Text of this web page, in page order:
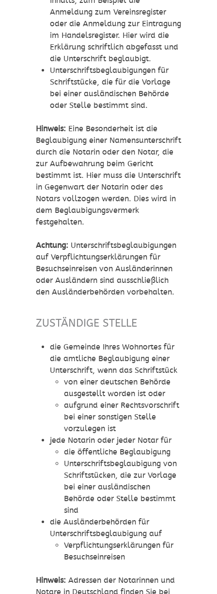
Anmeldung zum Vereinsregister
oder die Anmeldung zur Eintragung
im Handelsregister. Hier wird die
Erklärung schriftlich abgefasst und
die Unterschrift beglaubigt.
Unterschriftsbeglaubigungen für
Schriftstücke, die für die Vorlage
bei einer ausländischen Behörde
oder Stelle bestimmt sind.
Hinweis: Eine Besonderheit ist die
Beglaubigung einer Namensunterschrift
durch die Notarin oder den Notar, die
zur Aufbewahrung beim Gericht
bestimmt ist. Hier muss die Unterschrift
in Gegenwart der Notarin oder des
Notars vollzogen werden. Dies wird in
dem Beglaubigungsvermerk
festgehalten.
Achtung: Unterschriftsbeglaubigungen
auf Verpflichtungserklärungen für
Besuchseinreisen von Ausländerinnen
oder Ausländern sind ausschließlich
den Ausländerbehörden vorbehalten.
ZUSTÄNDIGE STELLE
die Gemeinde Ihres Wohnortes für
die amtliche Beglaubigung einer
Unterschrift, wenn das Schriftstück
von einer deutschen Behörde
ausgestellt worden ist oder
aufgrund einer Rechtsvorschrift
bei einer sonstigen Stelle
vorzulegen ist
jede Notarin oder jeder Notar für
die öffentliche Beglaubigung
Unterschriftsbeglaubigung von
Schriftstücken, die zur Vorlage
bei einer ausländischen
Behörde oder Stelle bestimmt
sind
die Ausländerbehörden für
Unterschriftsbeglaubigung auf
Verpflichtungserklärungen für
Besuchseinreisen
Hinweis: Adressen der Notarinnen und
Notare in Deutschland finden Sie bei